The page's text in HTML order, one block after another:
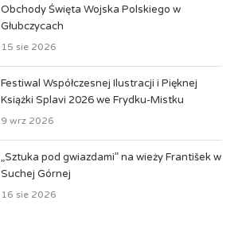
Obchody Święta Wojska Polskiego w
Głubczycach
15 sie 2026
Festiwal Współczesnej Ilustracji i Pięknej
Książki Splavi 2026 we Frydku-Mistku
9 wrz 2026
„Sztuka pod gwiazdami” na wieży František w
Suchej Górnej
16 sie 2026